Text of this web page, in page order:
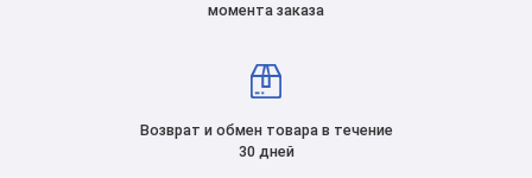
момента заказа
Возврат и обмен товара в течение
30 дней